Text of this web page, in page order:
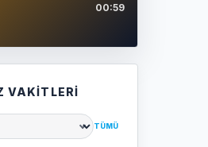
00:59
VAKITLERI
TÜMÜ